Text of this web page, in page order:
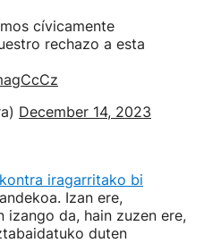
cívicamente
rechazo a esta
December 14, 2023
iragarritako bi
Izan ere,
izango da, hain zuzen ere,
duten